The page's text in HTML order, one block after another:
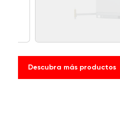
Descubra más productos